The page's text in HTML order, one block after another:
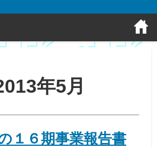
年5月
１６期事業報告書